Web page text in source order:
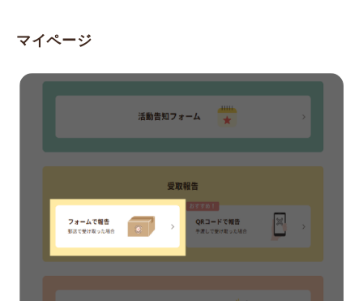
マイページ